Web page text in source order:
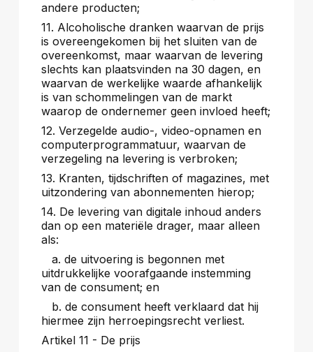
andere producten;
11. Alcoholische dranken waarvan de prijs
is overeengekomen bij het sluiten van de
overeenkomst, maar waarvan de levering
slechts kan plaatsvinden na 30 dagen, en
waarvan de werkelijke waarde afhankelijk
is van schommelingen van de markt
waarop de ondernemer geen invloed heeft;
12. Verzegelde audio-, video-opnamen en
computerprogrammatuur, waarvan de
verzegeling na levering is verbroken;
13. Kranten, tijdschriften of magazines, met
uitzondering van abonnementen hierop;
14. De levering van digitale inhoud anders
dan op een materiële drager, maar alleen
als:
a. de uitvoering is begonnen met
uitdrukkelijke voorafgaande instemming
van de consument; en
b. de consument heeft verklaard dat hij
hiermee zijn herroepingsrecht verliest.
Artikel 11 - De prijs